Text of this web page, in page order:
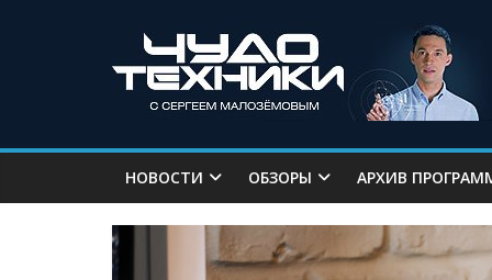
НОВОСТИ ОБЗОРЫ АРХИВ